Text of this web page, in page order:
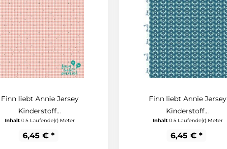
Finn liebt Annie Jersey
Kinderstoff...
Inhalt 0.5 Laufende(r) Meter
6,45 € *
Finn liebt Annie Jersey
Kinderstoff...
Inhalt 0.5 Laufende(r) Meter
6,45 € *